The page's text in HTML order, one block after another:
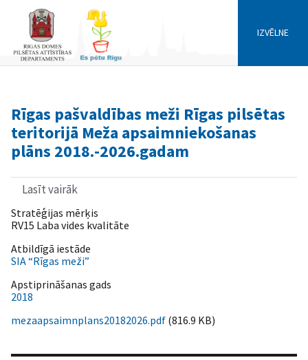
IZVĒLNE
Rīgas pašvaldības meži Rīgas pilsētas
teritorijā Meža apsaimniekošanas
plāns 2018.-2026.gadam
Lasīt vairāk
pašvaldības
meži
pilsētas
teritorijā
apsaimniekošanas
2018.-2026.gadam
Stratēģijas mērķis
RV15 Laba vides kvalitāte
Atbildīgā iestāde
SIA “Rīgas meži”
Apstiprināšanas gads
2018
mezaapsaimnplans20182026.pdf (816.9 KB)